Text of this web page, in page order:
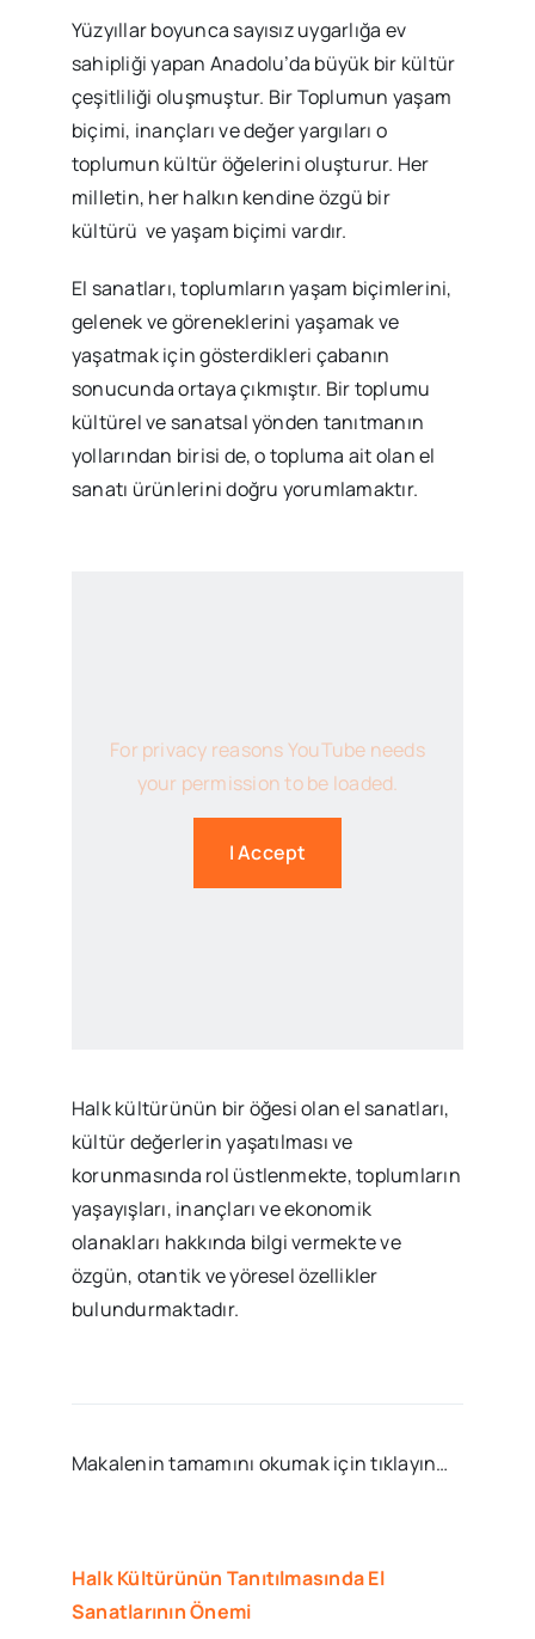
Yüzyıllar boyunca sayısız uygarlığa ev
sahipliği yapan Anadolu’da büyük bir kültür
çeşitliliği oluşmuştur. Bir Toplumun yaşam
biçimi, inançları ve değer yargıları o
toplumun kültür öğelerini oluşturur. Her
milletin, her halkın kendine özgü bir
kültürü ve yaşam biçimi vardır.
El sanatları, toplumların yaşam biçimlerini,
gelenek ve göreneklerini yaşamak ve
yaşatmak için gösterdikleri çabanın
sonucunda ortaya çıkmıştır. Bir toplumu
kültürel ve sanatsal yönden tanıtmanın
yollarından birisi de, o topluma ait olan el
sanatı ürünlerini doğru yorumlamaktır.
For privacy reasons YouTube needs
your permission to be loaded.
I Accept
Halk kültürünün bir öğesi olan el sanatları,
kültür değerlerin yaşatılması ve
korunmasında rol üstlenmekte, toplumların
yaşayışları, inançları ve ekonomik
olanakları hakkında bilgi vermekte ve
özgün, otantik ve yöresel özellikler
bulundurmaktadır.
Makalenin tamamını okumak için tıklayın…
Halk Kültürünün Tanıtılmasında El
Sanatlarının Önemi